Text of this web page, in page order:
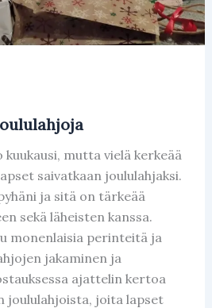
mutta vielä kerkeää
saivatkaan joululahjaksi.
ja sitä on tärkeää
sekä läheisten kanssa.
monenlaisia perinteitä ja
jakaminen ja
ajattelin kertoa
joululahjoista, joita lapset